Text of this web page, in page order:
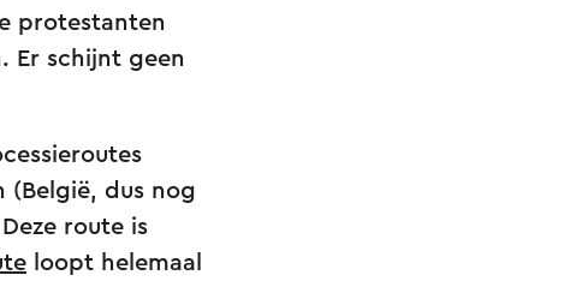
protestanten
Er schijnt geen
(België, dus nog
route is
loopt helemaal